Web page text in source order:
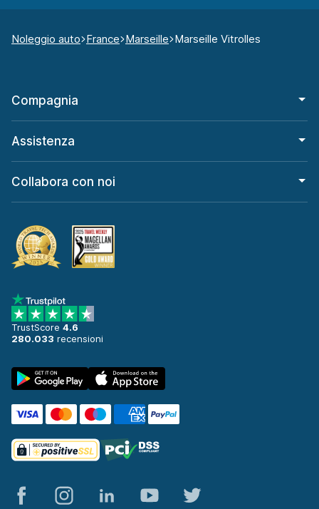
Noleggio auto France Marseille Marseille Vitrolles
Compagnia
Assistenza
Collabora con noi
TrustScore 4.6
280.033 recensioni